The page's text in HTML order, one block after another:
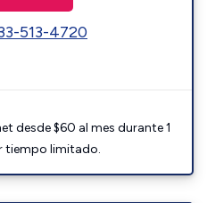
513-4720
desde $60 al mes durante 1
tiempo limitado.